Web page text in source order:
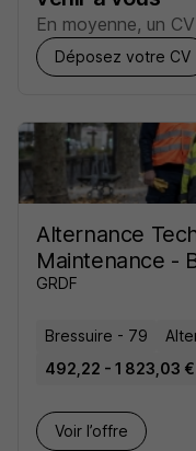
En moyenne, un
Déposez votre CV
Alternance
Maintenance -
GRDF
Bressuire - 79
492,22 - 1 823,03
Voir l’offre